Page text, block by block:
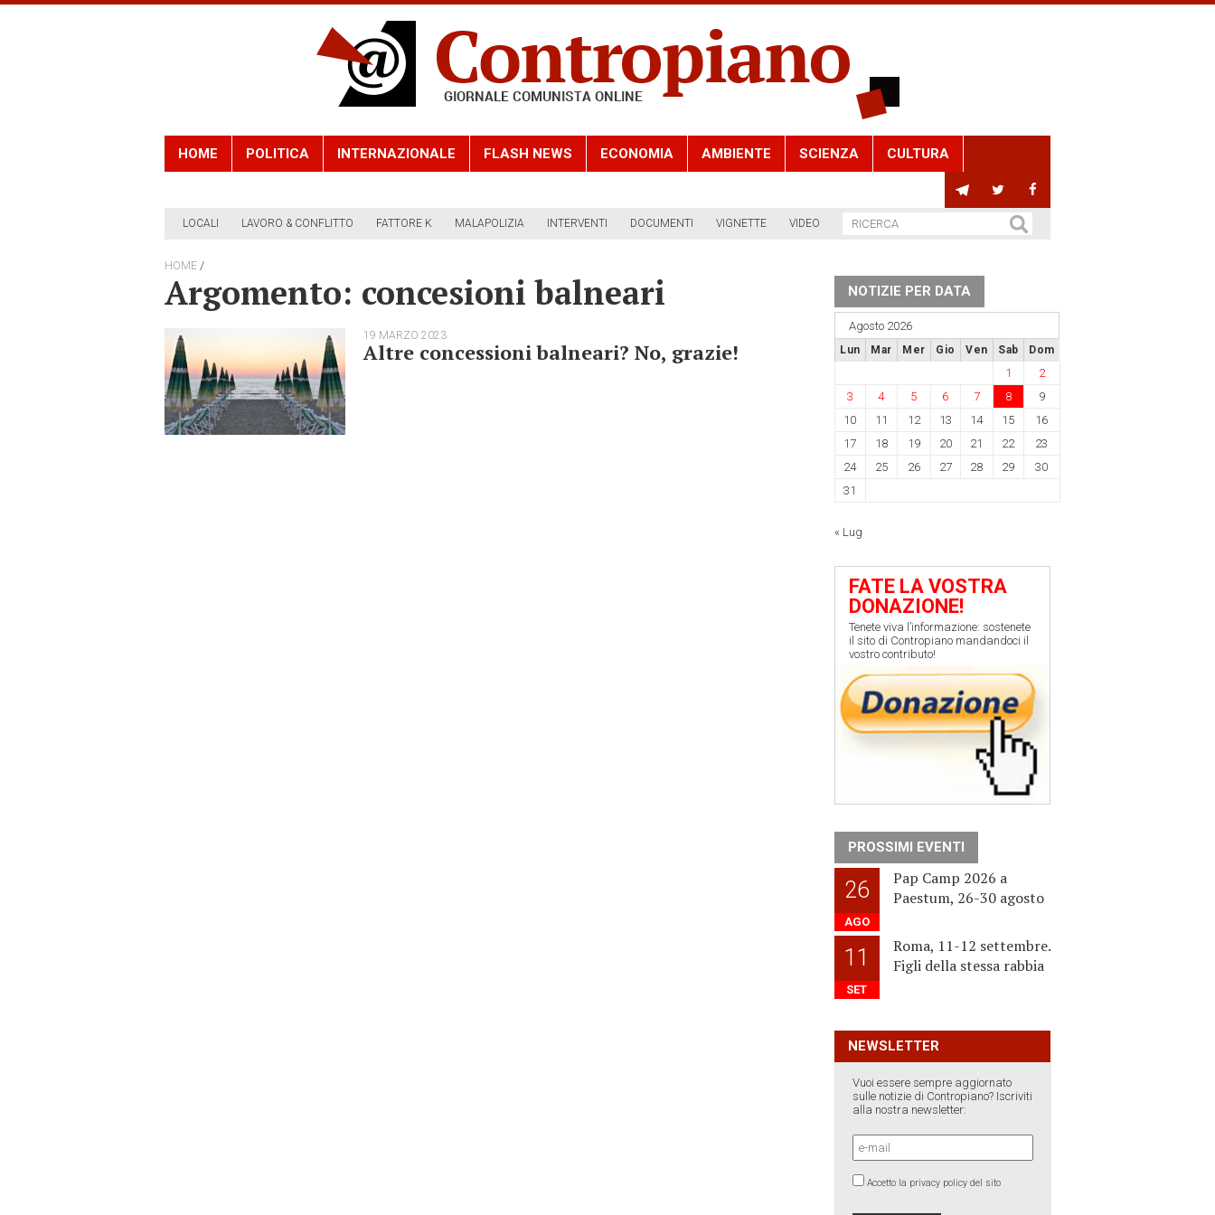
HOME POLITICA INTERNAZIONALE FLASH NEWS ECONOMIA AMBIENTE SCIENZA CULTURA
LOCALI LAVORO & CONFLITTO FATTORE K MALAPOLIZIA INTERVENTI DOCUMENTI VIGNETTE VIDEO
HOME /
Argomento: concesioni balneari
19 MARZO 2023
Altre concessioni balneari? No, grazie!
NOTIZIE PER DATA
Agosto 2026
Lun Mar Mer Gio Ven Sab Dom
1
2
3
4 5 6 7 8
9
10
11 12 13 14 15
16
17
18 19 20 21 22
23
24
25 26 27 28 29
30
31
« Lug
FATE LA VOSTRA
DONAZIONE!
Tenete viva l’informazione: sostenete
il sito di Contropiano mandandoci il
vostro contributo!
PROSSIMI EVENTI
26
AGO
Pap Camp 2026 a
Paestum, 26-30 agosto
11
SET
Roma, 11-12 settembre.
Figli della stessa rabbia
NEWSLETTER
Vuoi essere sempre aggiornato
sulle notizie di Contropiano? Iscriviti
alla nostra newsletter:
Accetto la privacy policy del sito